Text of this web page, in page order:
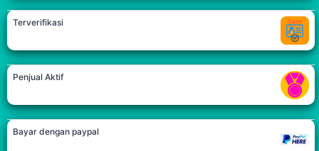
Terverifikasi
Penjual Aktif
Bayar dengan paypal